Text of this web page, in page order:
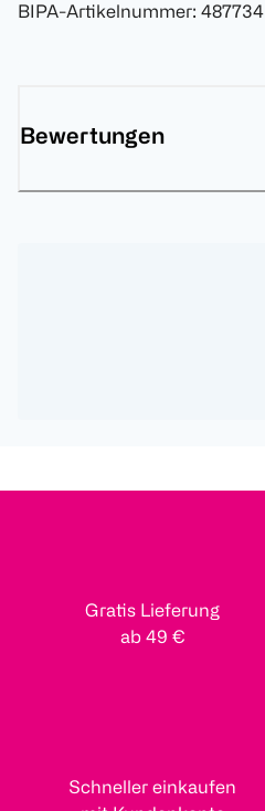
BIPA-Artikelnummer: 487734
Bewertungen
Gratis Lieferung
ab 49 €
Schneller einkaufen